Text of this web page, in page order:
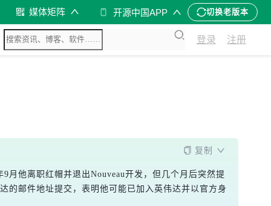
媒体矩阵 开源中国APP 切换老版本
登录 注册
复制
月他离职红帽并退出Nouveau开发，但几个月后突然提
的邮件地址提交，表明他可能已加入英伟达并以官方身